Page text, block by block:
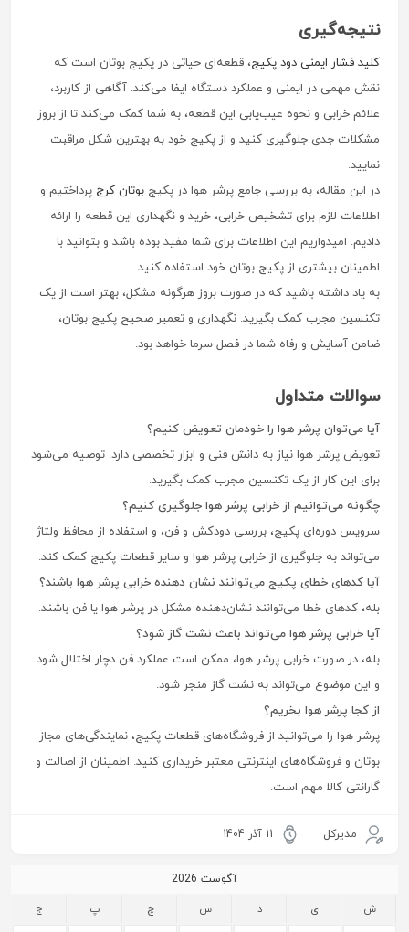
نتیجه‌گیری
کلید فشار ایمنی دود پکیج، قطعه‌ای حیاتی در پکیج بوتان است که
نقش مهمی در ایمنی و عملکرد دستگاه ایفا می‌کند. آگاهی از کاربرد،
علائم خرابی و نحوه عیب‌یابی این قطعه، به شما کمک می‌کند تا از بروز
مشکلات جدی جلوگیری کنید و از پکیج خود به بهترین شکل مراقبت
نمایید.
در این مقاله، به بررسی جامع پرشر هوا در پکیج بوتان کرج پرداختیم و
اطلاعات لازم برای تشخیص خرابی، خرید و نگهداری این قطعه را ارائه
دادیم. امیدواریم این اطلاعات برای شما مفید بوده باشد و بتوانید با
اطمینان بیشتری از پکیج بوتان خود استفاده کنید.
به یاد داشته باشید که در صورت بروز هرگونه مشکل، بهتر است از یک
تکنسین مجرب کمک بگیرید. نگهداری و تعمیر صحیح پکیج بوتان،
ضامن آسایش و رفاه شما در فصل سرما خواهد بود.
سوالات متداول
آیا می‌توان پرشر هوا را خودمان تعویض کنیم؟
تعویض پرشر هوا نیاز به دانش فنی و ابزار تخصصی دارد. توصیه می‌شود
برای این کار از یک تکنسین مجرب کمک بگیرید.
چگونه می‌توانیم از خرابی پرشر هوا جلوگیری کنیم؟
سرویس دوره‌ای پکیج، بررسی دودکش و فن، و استفاده از محافظ ولتاژ
می‌تواند به جلوگیری از خرابی پرشر هوا و سایر قطعات پکیج کمک کند.
آیا کدهای خطای پکیج می‌توانند نشان دهنده خرابی پرشر هوا باشند؟
بله، کدهای خطا می‌توانند نشان‌دهنده مشکل در پرشر هوا یا فن باشند.
آیا خرابی پرشر هوا می‌تواند باعث نشت گاز شود؟
بله، در صورت خرابی پرشر هوا، ممکن است عملکرد فن دچار اختلال شود
و این موضوع می‌تواند به نشت گاز منجر شود.
از کجا پرشر هوا بخریم؟
پرشر هوا را می‌توانید از فروشگاه‌های قطعات پکیج، نمایندگی‌های مجاز
بوتان و فروشگاه‌های اینترنتی معتبر خریداری کنید. اطمینان از اصالت و
گارانتی کالا مهم است.
مدیرکل 11 آذر 1404
آگوست 2026
ش ی د س چ پ
ج